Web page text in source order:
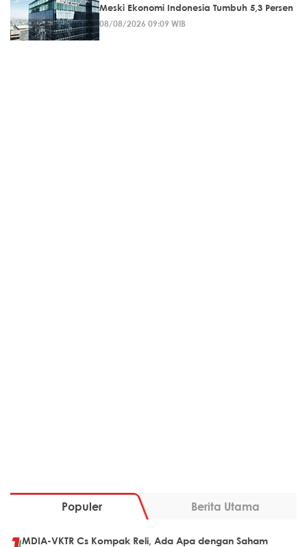
Meski Ekonomi Indonesia Tumbuh 5,3 Persen
08/08/2026 09:09 WIB
Populer Berita Utama
MDIA-VKTR Cs Kompak Reli, Ada Apa dengan Saham